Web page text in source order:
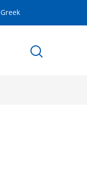
Greek